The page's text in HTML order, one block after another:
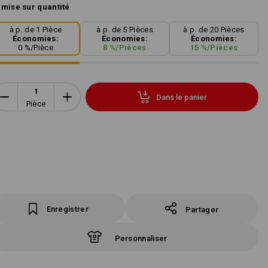
sur quantité
à p. de 1 Pièce
Économies:
0 %/Pièce
à p. de 5 Pièces
Économies:
8 %/Pièces
à p. de 20 Pièces
Économies:
15 %/Pièces
Pièce
Dans le panier
Enregistrer Partager
Personnaliser